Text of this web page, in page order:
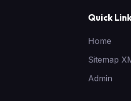
Quick
Home
Sitemap
Admin